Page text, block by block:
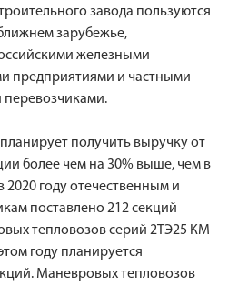
завода пользуются
зарубежье,
железными
предприятиями и частными
получить выручку от
более чем на 30% выше, чем в
2020 году отечественным и
поставлено 212 секций
тепловозов серий 2ТЭ25 КМ
году планируется
Маневровых тепловозов